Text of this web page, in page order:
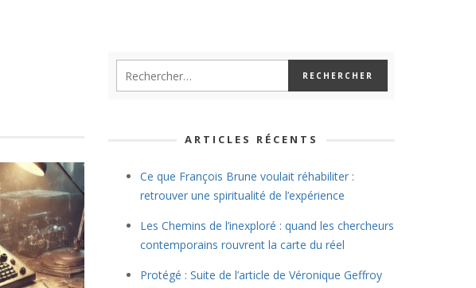
ARTICLES RÉCENTS
Ce que François Brune voulait réhabiliter :
retrouver une spiritualité de l’expérience
Les Chemins de l’inexploré : quand les chercheurs
contemporains rouvrent la carte du réel
Protégé : Suite de l’article de Véronique Geffroy